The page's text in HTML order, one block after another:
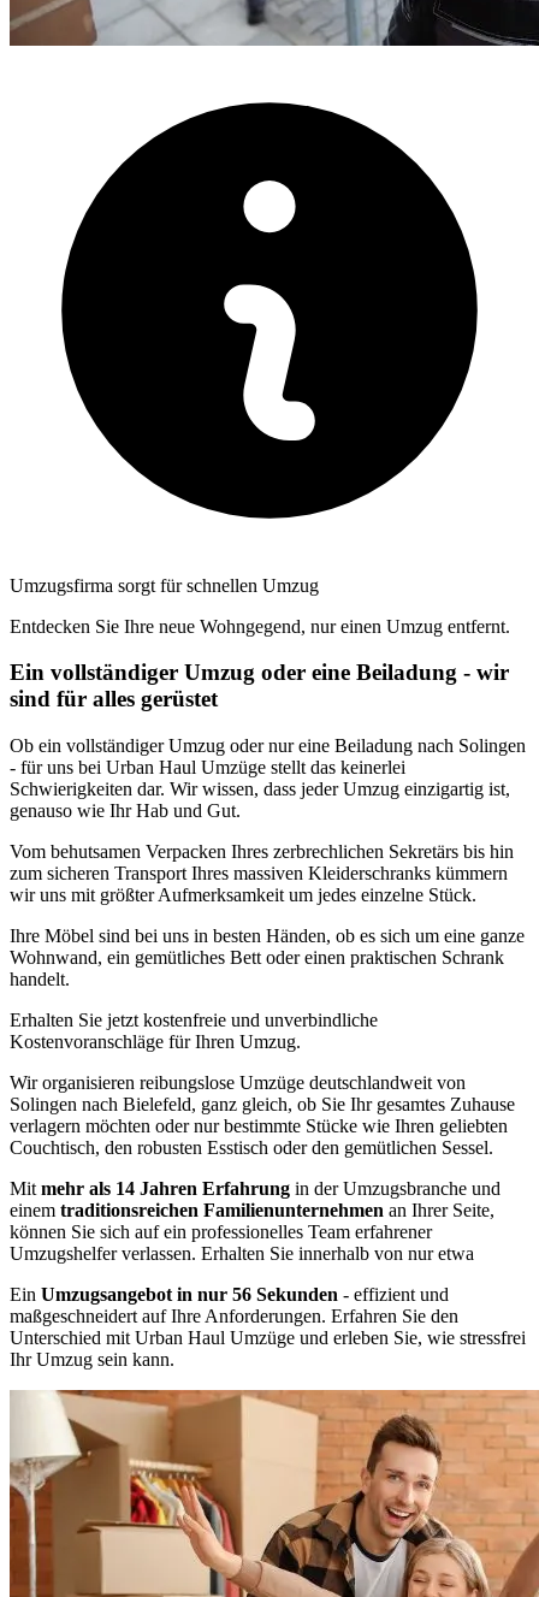
Umzugsfirma sorgt für schnellen Umzug
Entdecken Sie Ihre neue Wohngegend, nur einen Umzug entfernt.
Ein vollständiger Umzug oder eine Beiladung - wir
sind für alles gerüstet
Ob ein vollständiger Umzug oder nur eine Beiladung nach Solingen
- für uns bei Urban Haul Umzüge stellt das keinerlei
Schwierigkeiten dar. Wir wissen, dass jeder Umzug einzigartig ist,
genauso wie Ihr Hab und Gut.
Vom behutsamen Verpacken Ihres zerbrechlichen Sekretärs bis hin
zum sicheren Transport Ihres massiven Kleiderschranks kümmern
wir uns mit größter Aufmerksamkeit um jedes einzelne Stück.
Ihre Möbel sind bei uns in besten Händen, ob es sich um eine ganze
Wohnwand, ein gemütliches Bett oder einen praktischen Schrank
handelt.
Erhalten Sie jetzt kostenfreie und unverbindliche
Kostenvoranschläge für Ihren Umzug.
Wir organisieren reibungslose Umzüge deutschlandweit von
Solingen nach Bielefeld, ganz gleich, ob Sie Ihr gesamtes Zuhause
verlagern möchten oder nur bestimmte Stücke wie Ihren geliebten
Couchtisch, den robusten Esstisch oder den gemütlichen Sessel.
Mit mehr als 14 Jahren Erfahrung in der Umzugsbranche und
einem traditionsreichen Familienunternehmen an Ihrer Seite,
können Sie sich auf ein professionelles Team erfahrener
Umzugshelfer verlassen. Erhalten Sie innerhalb von nur etwa
Ein Umzugsangebot in nur 56 Sekunden - effizient und
maßgeschneidert auf Ihre Anforderungen. Erfahren Sie den
Unterschied mit Urban Haul Umzüge und erleben Sie, wie stressfrei
Ihr Umzug sein kann.